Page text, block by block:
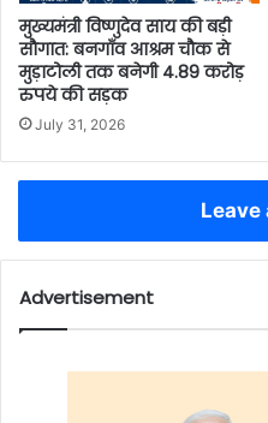
मुख्यमंत्री विष्णुदेव साय की बड़ी
सौगात: बनगाँव आश्रम चौक से
मुड़ाटोली तक बनेगी 4.89 करोड़
रुपये की सड़क
July 31, 2026
Leave
Advertisement